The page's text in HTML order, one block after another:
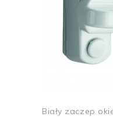
Biały zaczep